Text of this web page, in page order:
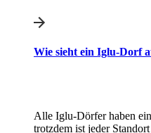
Wie sieht ein Iglu-Dorf
Alle Iglu-Dörfer haben
trotzdem ist jeder